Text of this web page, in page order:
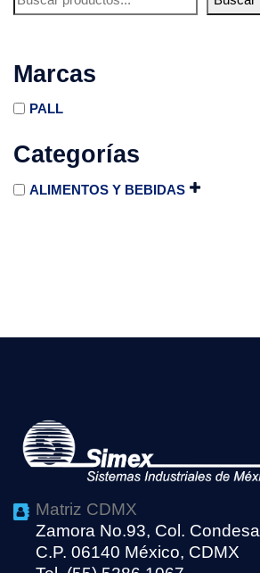
Marcas
PALL
Categorías
ALIMENTOS Y BEBIDAS
Matriz CDMX
Zamora No.93, Col. Condesa
C.P. 06140 México, CDMX